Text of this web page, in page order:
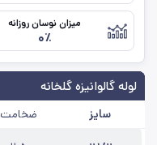
ضخامت
میزان نوسان روزانه
۰٪
لوله گالوانیزه گلخانه
سایز ضخامت